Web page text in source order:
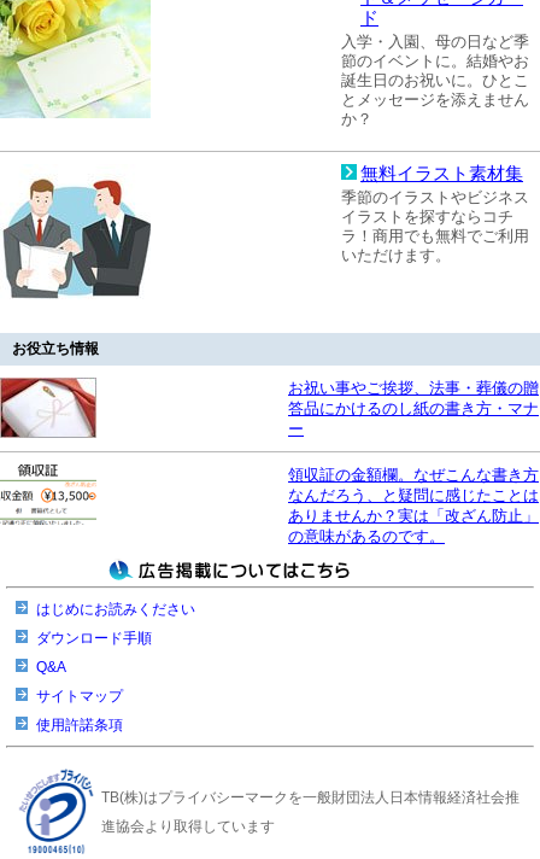
ド
入学・入園、母の日など季
節のイベントに。結婚やお
誕生日のお祝いに。ひとこ
とメッセージを添えません
か？
無料イラスト素材集
季節のイラストやビジネス
イラストを探すならコチ
ラ！商用でも無料でご利用
いただけます。
お役立ち情報
お祝い事やご挨拶、法事・葬儀の贈
答品にかけるのし紙の書き方・マナ
ー
領収証の金額欄。なぜこんな書き方
なんだろう、と疑問に感じたことは
ありませんか？実は「改ざん防止」
の意味があるのです。
はじめにお読みください
ダウンロード手順
Q&A
サイトマップ
使用許諾条項
TB(株)はプライバシーマークを一般財団法人日本情報経済社会推
進協会より取得しています